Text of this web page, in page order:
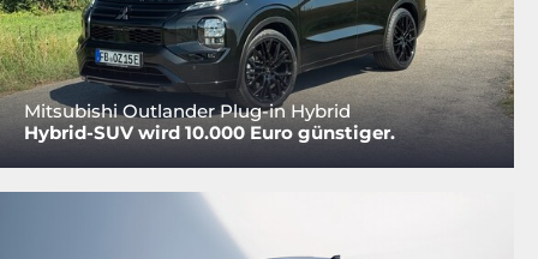
Mitsubishi Outlander Plug-in Hybrid
Hybrid-SUV wird 10.000 Euro günstiger.